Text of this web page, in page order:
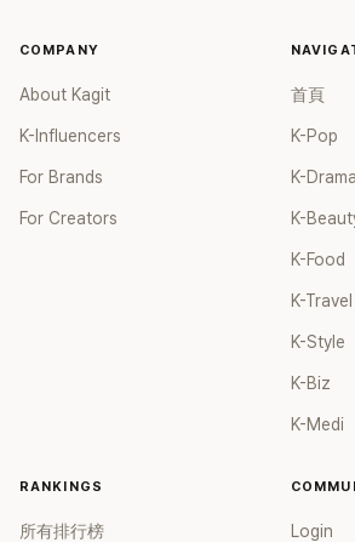
COMPANY
About Kagit
K-Influencers
For Brands
For Creators
首頁
K-Pop
K-Drama
K-
K-Food
K-Travel
K-Style
K-Biz
K-Medi
RANKINGS
所有排行榜 Login